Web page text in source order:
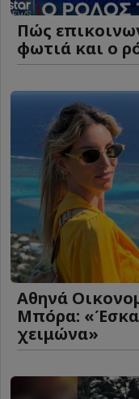
Πώς
φωτιά και ο
Αθηνά
Μπόρα:
χειμώνα»